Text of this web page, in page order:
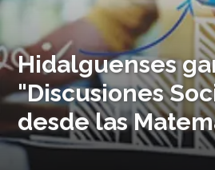
Hidalguenses
"Discusiones
desde las